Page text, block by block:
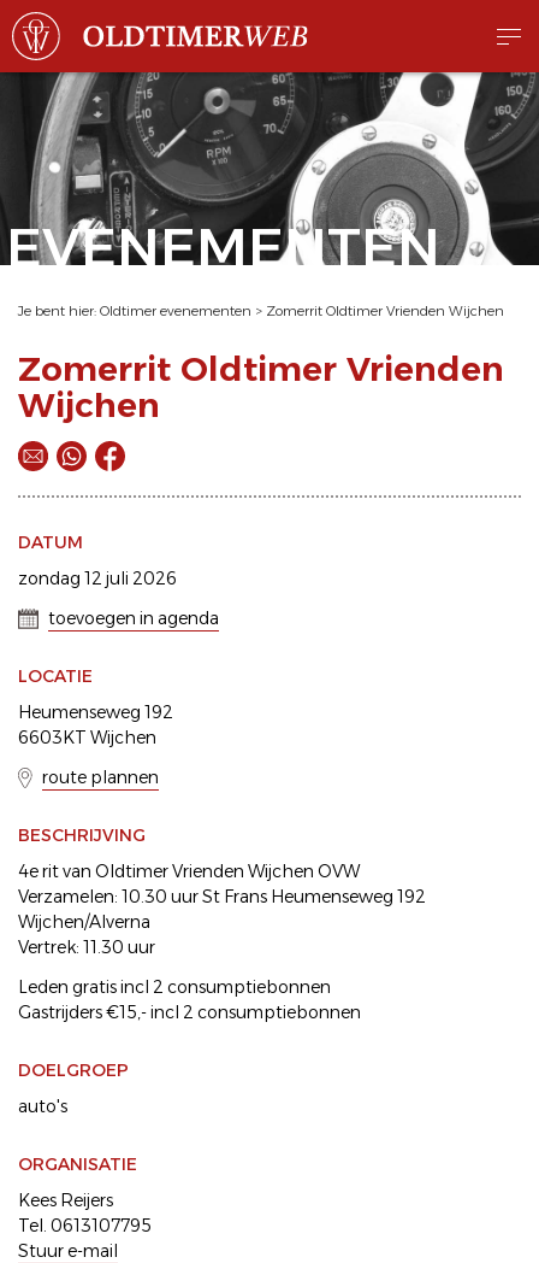
EVENEMENTEN
Je bent hier: Oldtimer evenementen > Zomerrit Oldtimer Vrienden Wijchen
Zomerrit Oldtimer Vrienden
Wijchen
DATUM
zondag 12 juli 2026
toevoegen in agenda
LOCATIE
Heumenseweg 192
6603KT Wijchen
route plannen
BESCHRIJVING
4e rit van Oldtimer Vrienden Wijchen OVW
Verzamelen: 10.30 uur St Frans Heumenseweg 192
Wijchen/Alverna
Vertrek: 11.30 uur
Leden gratis incl 2 consumptiebonnen
Gastrijders €15,- incl 2 consumptiebonnen
DOELGROEP
auto's
ORGANISATIE
Kees Reijers
Tel. 0613107795
Stuur e-mail